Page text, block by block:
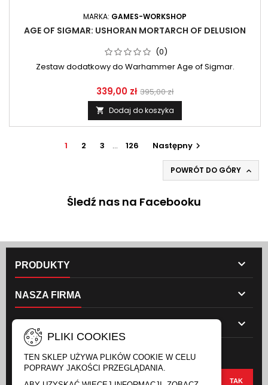
MARKA: GAMES-WORKSHOP
AGE OF SIGMAR: USHORAN MORTARCH OF DELUSION
(0)
Zestaw dodatkowy do Warhammer Age of Sigmar.
339,00 zł 395,00 zł
 Dodaj do koszyka
1 2 3 … 126 Następny 
POWRÓT DO GÓRY 
Śledź nas na Facebooku
PRODUKTY 
NASZA FIRMA 

PLIKI COOKIES
TEN SKLEP UŻYWA PLIKÓW COOKIE W CELU
POPRAWY JAKOŚCI PRZEGLĄDANIA.
NEWSLETTER